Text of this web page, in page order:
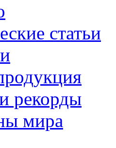
статьи
рекорды
мира